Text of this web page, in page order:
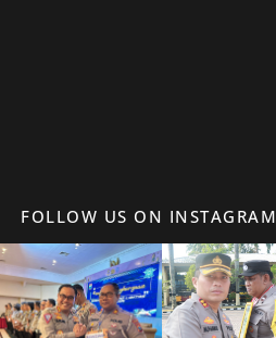
FOLLOW US ON INSTAGRAM